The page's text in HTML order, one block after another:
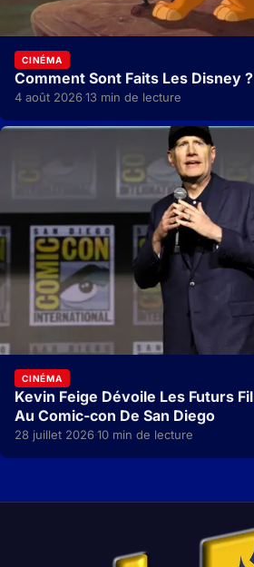
CINÉMA
Comment Sont Faits Les Disney ?
4 août 2026·13 min de lecture
CINÉMA
Kevin Feige Dévoile Les Futurs
Au Comic-con De San Diego
28 juillet 2026·10 min de lecture